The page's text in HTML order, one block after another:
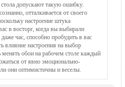
допускают такую ошибку.
отталкивается от своего
настроение штука
в восторг, когда вы выбирали
час, способно пробудить в вас
влияние настроения на выбор
обои на рабочем столе каждый
от явно эмоционально-
они оптимистичны и веселы.